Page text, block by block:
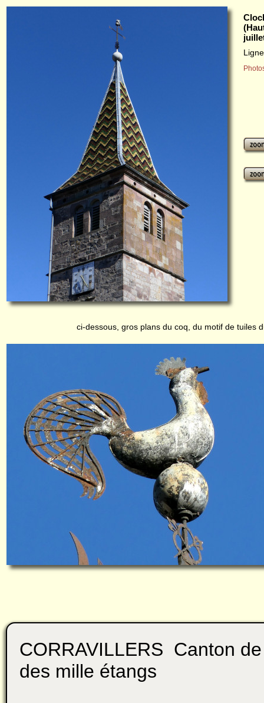
ci-dessous, gros plans du coq, du motif de tuiles
CORRAVILLERS Canton
des mille étangs